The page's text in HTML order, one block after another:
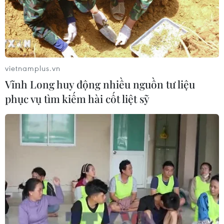
Thi lại tại Trường THPT Chuyên
Tuyên Quang: Thay nhân sự làm
công tác thi
07/08/2026 07:41
Đắk Lắk bảo đảm điều kiện học tập
cho học sinh vùng biên
07/08/2026 07:35
Cơ cấu, số lượng, chế độ với hiệu
trưởng, hiệu phó khi sắp xếp cơ sở
giáo dục
07/08/2026 05:40
vietnamplus.vn
Vĩnh Long huy động nhiều nguồn tư liệu
phục vụ tìm kiếm hài cốt liệt sỹ